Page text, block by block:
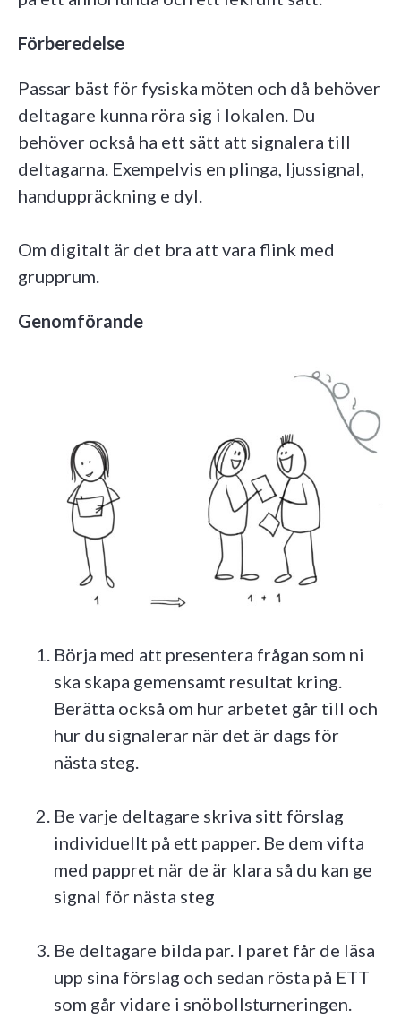
Förberedelse
Passar bäst för fysiska möten och då behöver
deltagare kunna röra sig i lokalen. Du
behöver också ha ett sätt att signalera till
deltagarna. Exempelvis en plinga, ljussignal,
handuppräckning e dyl.
Om digitalt är det bra att vara flink med
grupprum.
Genomförande
Börja med att presentera frågan som ni
ska skapa gemensamt resultat kring.
Berätta också om hur arbetet går till och
hur du signalerar när det är dags för
nästa steg.
Be varje deltagare skriva sitt förslag
individuellt på ett papper. Be dem vifta
med pappret när de är klara så du kan ge
signal för nästa steg
Be deltagare bilda par. I paret får de läsa
upp sina förslag och sedan rösta på ETT
som går vidare i snöbollsturneringen.